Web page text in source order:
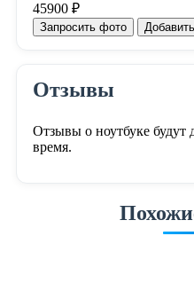
45900 ₽
Запросить фото
Отзывы
Отзывы о ноутбуке
время.